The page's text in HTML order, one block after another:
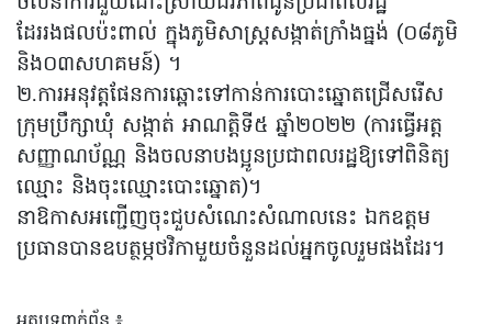
ដែររងផលប៉ះពាល់ ក្នុងភូមិសាស្រ្តសង្កាត់ក្រាំងធ្នង់ (០៨ភូមិ
និង០៣សហគមន៍) ។
២.ការអនុវត្តផែនការឆ្ពោះទៅកាន់ការបោះឆ្នោតជ្រើសរើស
ក្រុមប្រឹក្សាឃុំ សង្កាត់ អាណត្តិទី៥ ឆ្នាំ២០២២ (ការធ្វើអត្ត
សញ្ញាណប័ណ្ណ និងចលនាបងប្អូនប្រជាពលរដ្ឋឱ្យទៅពិនិត្យ
ឈ្មោះ និងចុះឈ្មោះបោះឆ្នោត)។
នាឱកាសអញ្ជើញចុះជួបសំណេះសំណាលនេះ ឯកឧត្តម
ប្រធានបានឧបត្ថម្ភថវិកាមួយចំនួនដល់អ្នកចូលរួមផងដែរ។